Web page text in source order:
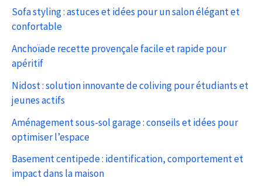
Sofa styling : astuces et idées pour un salon élégant et
confortable
Anchoïade recette provençale facile et rapide pour
apéritif
Nidost : solution innovante de coliving pour étudiants et
jeunes actifs
Aménagement sous-sol garage : conseils et idées pour
optimiser l’espace
Basement centipede : identification, comportement et
impact dans la maison